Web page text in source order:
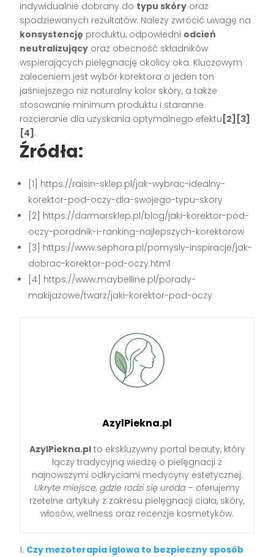
indywidualnie dobrany do typu skóry oraz
spodziewanych rezultatów. Należy zwrócić uwagę na
konsystencję produktu, odpowiedni odcień
neutralizujący oraz obecność składników
wspierających pielęgnację okolicy oka. Kluczowym
zaleceniem jest wybór korektora o jeden ton
jaśniejszego niż naturalny kolor skóry, a także
stosowanie minimum produktu i staranne
rozcieranie dla uzyskania optymalnego efektu [2][3]
[4] .
Źródła:
[1] https://raisin-sklep.pl/jak-wybrac-idealny-
korektor-pod-oczy-dla-swojego-typu-skory
[2] https://darmarsklep.pl/blog/jaki-korektor-pod-
oczy-poradnik-i-ranking-najlepszych-korektorow
[3] https://www.sephora.pl/pomysly-inspiracje/jak-
dobrac-korektor-pod-oczy.html
[4] https://www.maybelline.pl/porady-
makijazowe/twarz/jaki-korektor-pod-oczy
AzylPiekna.pl
AzylPiekna.plto ekskluzywny portal beauty, który
łączy tradycyjną wiedzę o pielęgnacji z
najnowszymi odkryciami medycyny estetycznej.
Ukryte miejsce, gdzie rodzi się uroda – oferujemy
rzetelne artykuły z zakresu pielęgnacji ciała, skóry,
włosów, wellness oraz recenzje kosmetyków.
Czy mezoterapia iglowa to bezpieczny sposób